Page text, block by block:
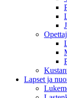
Lapset ja